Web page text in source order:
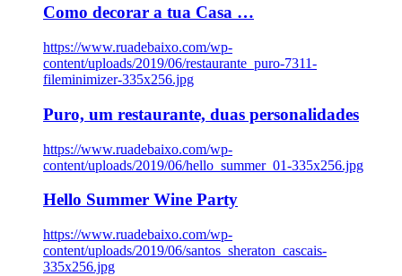
Como decorar a tua Casa …
https://www.ruadebaixo.com/wp-
content/uploads/2019/06/restaurante_puro-7311-
fileminimizer-335x256.jpg
Puro, um restaurante, duas personalidades
https://www.ruadebaixo.com/wp-
content/uploads/2019/06/hello_summer_01-335x256.jpg
Hello Summer Wine Party
https://www.ruadebaixo.com/wp-
content/uploads/2019/06/santos_sheraton_cascais-
335x256.jpg